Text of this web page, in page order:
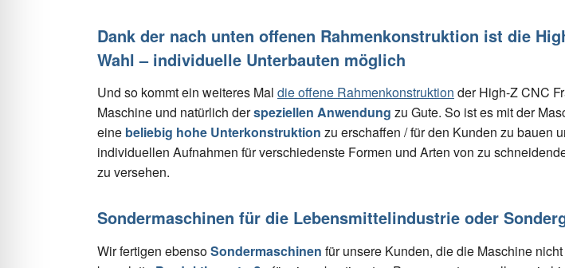
Dank der nach unten offenen Rahmenkonstruktion ist die
Wahl – individuelle Unterbauten möglich
Und so kommt ein weiteres Mal die offene Rahmenkonstruktion der High-Z CNC
Maschine und natürlich derspeziellen Anwendung zu Gute. So ist es mit der
eine beliebig hohe Unterkonstruktion zu erschaffen / für den Kunden zu bauen
individuellen Aufnahmen für verschiedenste Formen und Arten von zu
zu versehen.
Sondermaschinen für die Lebensmittelindustrie oder
Wir fertigen ebensoSondermaschinen für unsere Kunden, die die Maschine